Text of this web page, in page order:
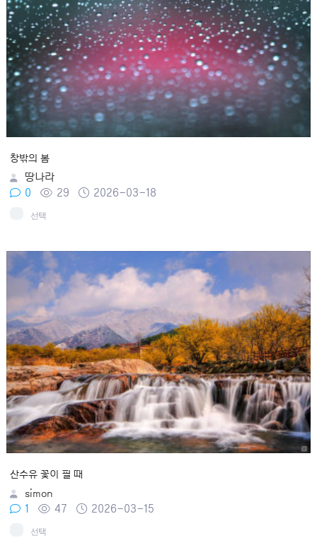
창밖의 봄
땅나라
0
29 2026-03-18
선택
산수유 꽃이 필 때
simon
1
47 2026-03-15
선택